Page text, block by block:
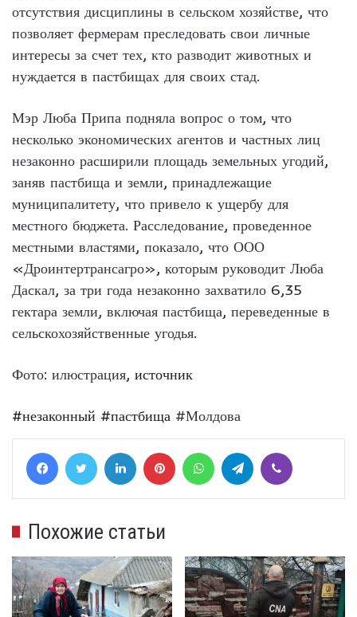
отсутствия дисциплины в сельском хозяйстве, что
позволяет фермерам преследовать свои личные
интересы за счет тех, кто разводит животных и
нуждается в пастбищах для своих стад.
Мэр Люба Припа подняла вопрос о том, что
несколько экономических агентов и частных лиц
незаконно расширили площадь земельных угодий,
заняв пастбища и земли, принадлежащие
муниципалитету, что привело к ущербу для
местного бюджета. Расследование, проведенное
местными властями, показало, что ООО
«Дроинтертрансагро», которым руководит Люба
Даскал, за три года незаконно захватило 6,35
гектара земли, включая пастбища, переведенные в
сельскохозяйственные угодья.
Фото: илюстрация, источник
#незаконный #пастбища #Молдова
FacebookTwitter LinkedIn Pinterest WhatsAppTelegram
Похожие статьи